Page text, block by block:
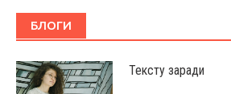
БЛОГИ
Тексту заради